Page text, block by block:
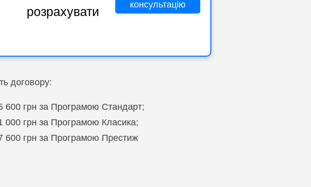
розрахувати
консультацію
договору:
600 грн за Програмою Стандарт;
000 грн за Програмою Класика;
600 грн за Програмою Престиж